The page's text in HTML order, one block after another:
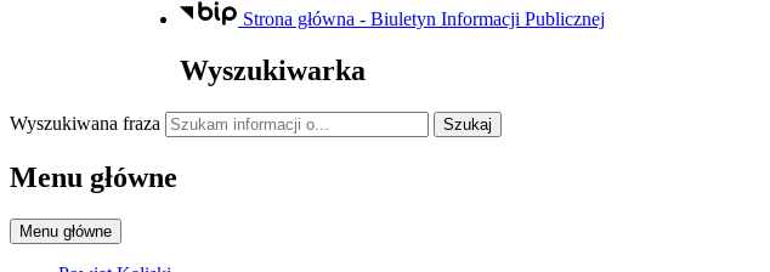
Strona główna - Biuletyn Informacji Publicznej
Wyszukiwarka
Wyszukiwana fraza Szukaj
Menu główne
Menu główne